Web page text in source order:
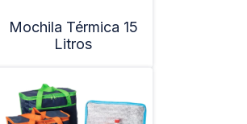
Mochila Térmica 15
Litros